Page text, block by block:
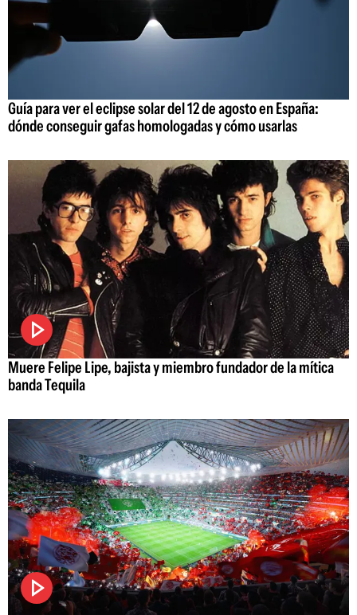
Guía para ver el eclipse solar del 12 de agosto en España:
dónde conseguir gafas homologadas y cómo usarlas
Muere Felipe Lipe, bajista y miembro fundador de la mítica
banda Tequila